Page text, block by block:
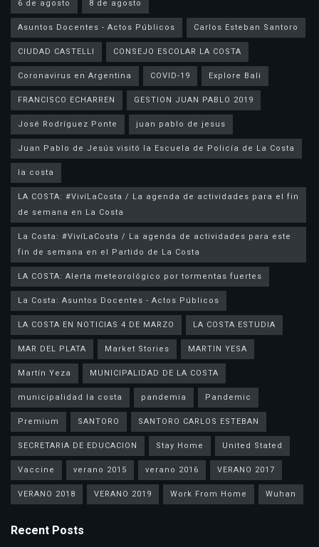
6 de agosto
8 de agosto
Asuntos Docentes - Actos Públicos
Carlos Esteban Santoro
CIUDAD CASTELLI
CONSEJO ESCOLAR LA COSTA
Coronavirus en Argentina
COVID-19
Explore Bali
FRANCISCO ECHARREN
GESTION JUAN PABLO 2019
José Rodríguez Ponte
juan pablo de jesus
la costa
LA COSTA: #VivíLaCosta / La agenda de actividades para el fin
de semana en La Costa
La Costa: #VivíLaCosta / La agenda de actividades para este
fin de semana en el Partido de La Costa
LA COSTA: Alerta meteorológico por tormentas fuertes
La Costa: Asuntos Docentes - Actos Públicos
LA COSTA EN NOTICIAS 4 DE MARZO
LA COSTA ESTUDIA
MAR DEL PLATA
Market Stories
MARTIN YESA
Martín Yeza
MUNICIPALIDAD DE LA COSTA
municipalidad la costa
pandemia
Pandemic
Premium
SANTORO
SANTORO CARLOS ESTEBAN
SECRETARIA DE EDUCACION
Stay Home
United Stated
Vaccine
verano 2015 verano 2016
VERANO 2017
VERANO 2018
VERANO 2019 Work From Home Wuhan
Recent Posts